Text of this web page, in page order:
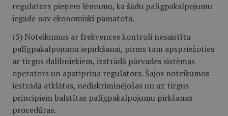
regulators pieņem lēmumu, ka šādu palīgpakalpojumu
iegāde nav ekonomiski pamatota.
(3) Noteikumus ar frekvences kontroli nesaistītu
palīgpakalpojumu iepirkšanai, pirms tam apspriežoties
ar tirgus dalībniekiem, izstrādā pārvades sistēmas
operators un apstiprina regulators. Šajos noteikumos
iestrādā atklātas, nediskriminējošas un uz tirgus
principiem balstītas palīgpakalpojumu pirkšanas
procedūras.